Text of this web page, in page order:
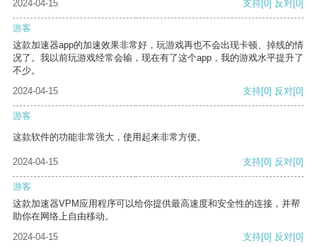
2024-04-15 支持[0] 反对[0]
游客
这款加速器app的加速效果非常好，玩游戏再也不会出现卡顿、掉线的情
况了。我以前玩游戏经常会输，现在有了这个app，我的游戏水平提升了
不少。
2024-04-15
支持[0] 反对[0]
游客
这款软件的功能非常强大，使用起来非常方便。
2024-04-15 支持[0] 反对[0]
游客
这款加速器VPM应用程序可以给你提供最高速度和安全性的连接，并帮
助你在网络上自由移动。
2024-04-15
支持[0] 反对[0]